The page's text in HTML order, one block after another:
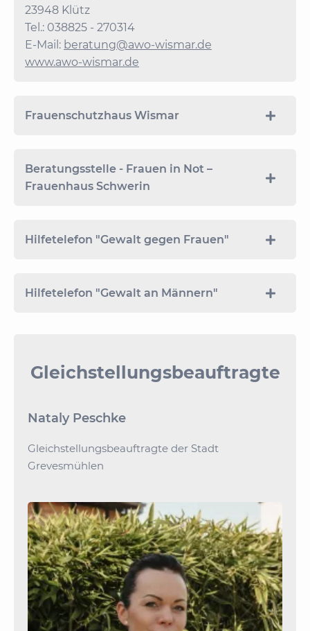
23948 Klütz
Tel.: 038825 - 270314
E-Mail: beratung@awo-wismar.de
www.awo-wismar.de
Frauenschutzhaus Wismar
Beratungsstelle - Frauen in Not –
Frauenhaus Schwerin
Hilfetelefon "Gewalt gegen Frauen"
Hilfetelefon "Gewalt an Männern"
Gleichstellungsbeauftragte
Nataly Peschke
Gleichstellungsbeauftragte der Stadt
Grevesmühlen